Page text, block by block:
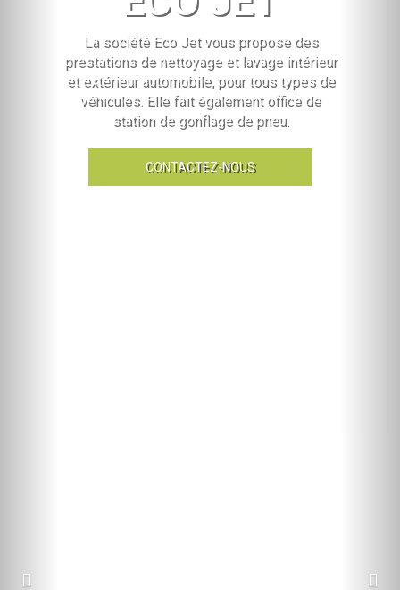
La société Eco Jet vous propose des
prestations de nettoyage et lavage intérieur
et extérieur automobile, pour tous types de
véhicules. Elle fait également office de
station de gonflage de pneu.
CONTACTEZ-NOUS